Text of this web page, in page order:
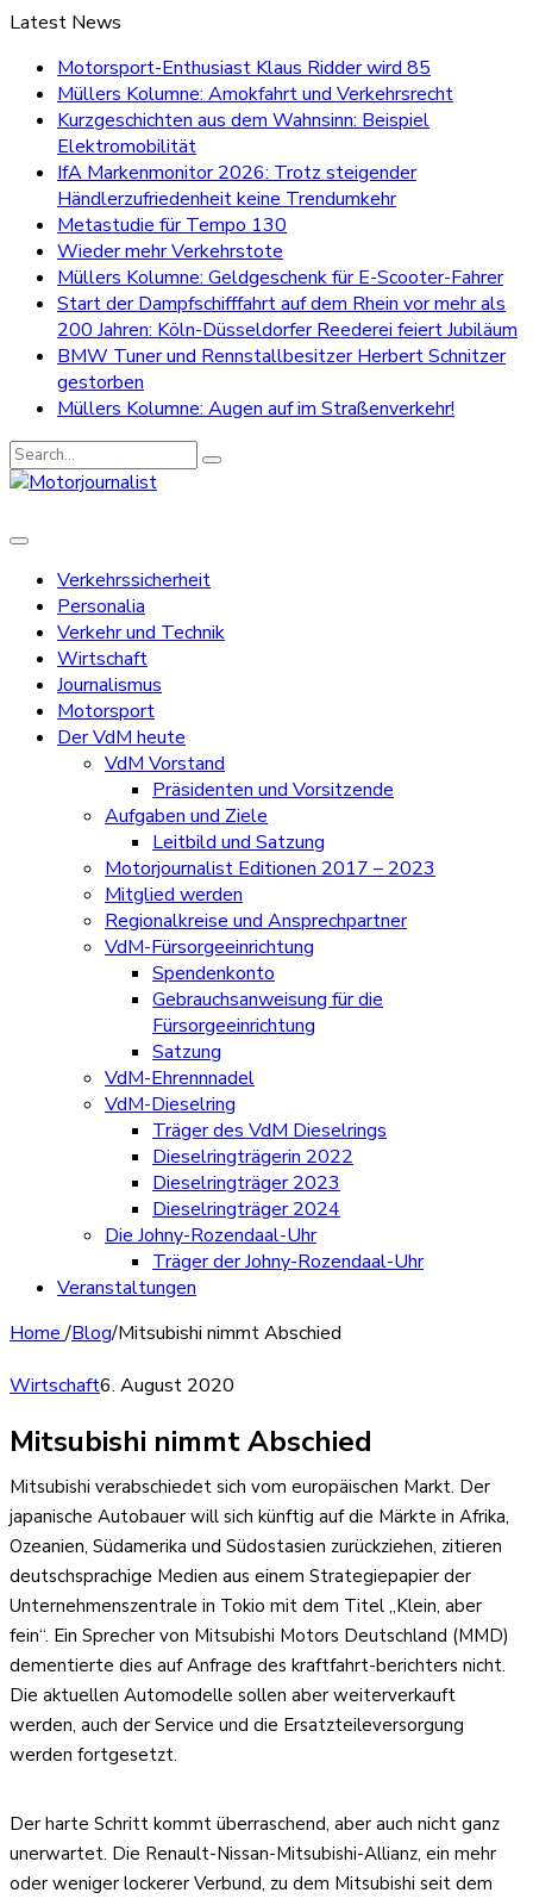
Latest News
Motorsport-Enthusiast Klaus Ridder wird 85
Müllers Kolumne: Amokfahrt und Verkehrsrecht
Kurzgeschichten aus dem Wahnsinn: Beispiel
Elektromobilität
IfA Markenmonitor 2026: Trotz steigender
Händlerzufriedenheit keine Trendumkehr
Metastudie für Tempo 130
Wieder mehr Verkehrstote
Müllers Kolumne: Geldgeschenk für E-Scooter-Fahrer
Start der Dampfschifffahrt auf dem Rhein vor mehr als
200 Jahren: Köln-Düsseldorfer Reederei feiert Jubiläum
BMW Tuner und Rennstallbesitzer Herbert Schnitzer
gestorben
Müllers Kolumne: Augen auf im Straßenverkehr!
Search
for:
Verkehrssicherheit
Personalia
Verkehr und Technik
Wirtschaft
Journalismus
Motorsport
Der VdM heute
VdM Vorstand
Präsidenten und Vorsitzende
Aufgaben und Ziele
Leitbild und Satzung
Motorjournalist Editionen 2017 – 2023
Mitglied werden
Regionalkreise und Ansprechpartner
VdM-Fürsorgeeinrichtung
Spendenkonto
Gebrauchsanweisung für die
Fürsorgeeinrichtung
Satzung
VdM-Ehrennnadel
VdM-Dieselring
Träger des VdM Dieselrings
Dieselringträgerin 2022
Dieselringträger 2023
Dieselringträger 2024
Die Johny-Rozendaal-Uhr
Träger der Johny-Rozendaal-Uhr
Veranstaltungen
Home/Blog/Mitsubishi nimmt Abschied
Wirtschaft6. August 2020
Mitsubishi nimmt Abschied
Mitsubishi verabschiedet sich vom europäischen Markt. Der
japanische Autobauer will sich künftig auf die Märkte in Afrika,
Ozeanien, Südamerika und Südostasien zurückziehen, zitieren
deutschsprachige Medien aus einem Strategiepapier der
Unternehmenszentrale in Tokio mit dem Titel „Klein, aber
fein“. Ein Sprecher von Mitsubishi Motors Deutschland (MMD)
dementierte dies auf Anfrage des kraftfahrt-berichters nicht.
Die aktuellen Automodelle sollen aber weiterverkauft
werden, auch der Service und die Ersatzteileversorgung
werden fortgesetzt.
Der harte Schritt kommt überraschend, aber auch nicht ganz
unerwartet. Die Renault-Nissan-Mitsubishi-Allianz, ein mehr
oder weniger lockerer Verbund, zu dem Mitsubishi seit dem